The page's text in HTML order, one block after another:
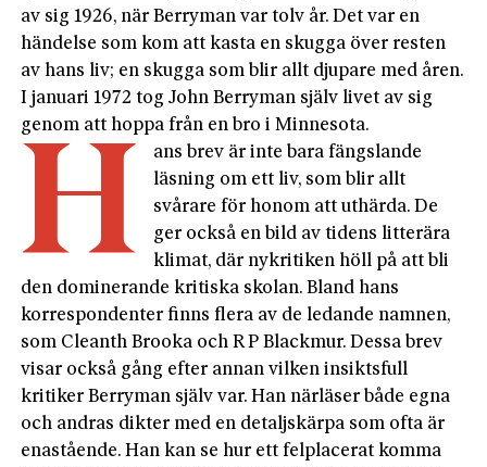
av sig 1926, när Berryman var tolv år. Det var en
händelse som kom att kasta en skugga över resten
av hans liv; en skugga som blir allt djupare med åren.
I januari 1972 tog John Berryman själv livet av sig
genom att hoppa från en bro i Minnesota.
H
ans brev är inte bara fängslande
läsning om ett liv, som blir allt
svårare för honom att uthärda. De
ger också en bild av tidens litterära
klimat, där nykritiken höll på att bli
den dominerande kritiska skolan. Bland hans
korrespondenter finns flera av de ledande namnen,
som Cleanth Brooka och R P Blackmur. Dessa brev
visar också gång efter annan vilken insiktsfull
kritiker Berryman själv var. Han närläser både egna
och andras dikter med en detaljskärpa som ofta är
enastående. Han kan se hur ett felplacerat komma